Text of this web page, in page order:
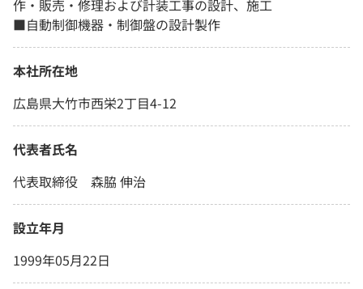
作・販売・修理および計装工事の設計、施工
■自動制御機器・制御盤の設計製作
本社所在地
広島県大竹市西栄2丁目4-12
代表者氏名
代表取締役 森脇 伸治
設立年月
1999年05月22日